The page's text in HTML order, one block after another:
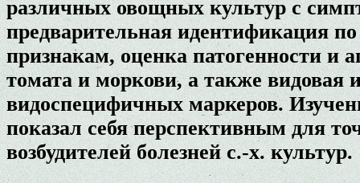
различных овощных культур с
предварительная идентификация
признакам, оценка патогенности и
томата и моркови, а также видовая
видоспецифичных маркеров.
показал себя перспективным для
возбудителей болезней с.-х. культур.